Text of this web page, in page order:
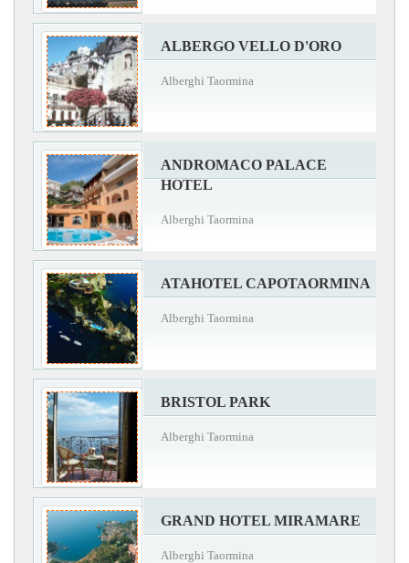
ALBERGO VELLO D'ORO
Alberghi Taormina
ANDROMACO PALACE
HOTEL
Alberghi Taormina
ATAHOTEL CAPOTAORMINA
Alberghi Taormina
BRISTOL PARK
Alberghi Taormina
GRAND HOTEL MIRAMARE
Alberghi Taormina